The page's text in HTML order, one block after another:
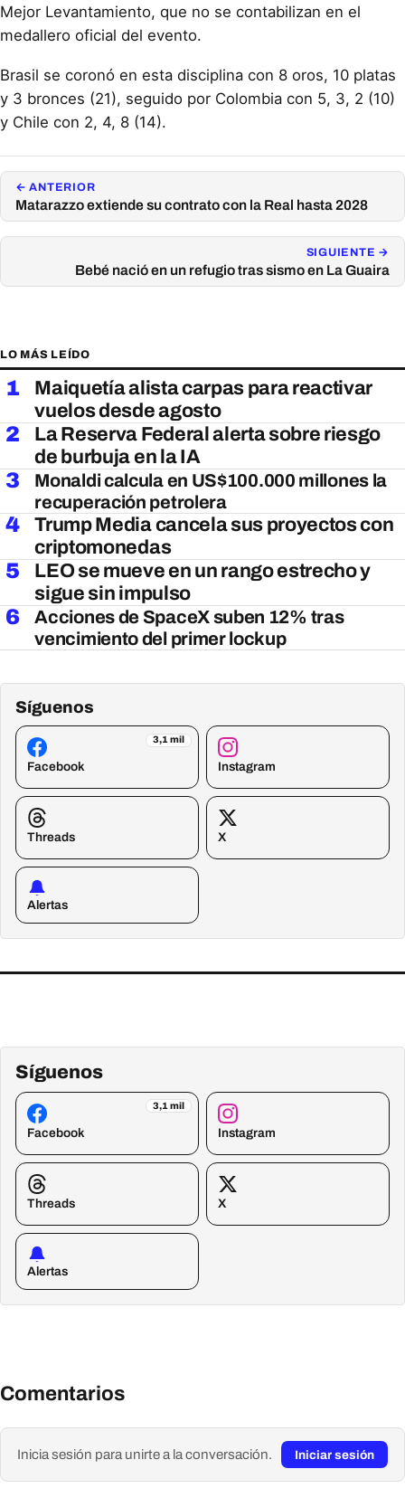
Mejor Levantamiento, que no se contabilizan en el
medallero oficial del evento.
Brasil se coronó en esta disciplina con 8 oros, 10 platas
y 3 bronces (21), seguido por Colombia con 5, 3, 2 (10)
y Chile con 2, 4, 8 (14).
← ANTERIOR
Matarazzo extiende su contrato con la Real hasta 2028
SIGUIENTE →
Bebé nació en un refugio tras sismo en La Guaira
LO MÁS LEÍDO
1
Maiquetía alista carpas para reactivar
vuelos desde agosto
2
La Reserva Federal alerta sobre riesgo
de burbuja en la IA
3
Monaldi calcula en US$100.000 millones la
recuperación petrolera
4
Trump Media cancela sus proyectos con
criptomonedas
5
LEO se mueve en un rango estrecho y
sigue sin impulso
6
Acciones de SpaceX suben 12% tras
vencimiento del primer lockup
Síguenos
3,1 mil
Facebook Instagram
Threads X
Alertas
Síguenos
3,1 mil
Facebook Instagram
Threads X
Alertas
Comentarios
Inicia sesión para unirte a la conversación. Iniciar sesión